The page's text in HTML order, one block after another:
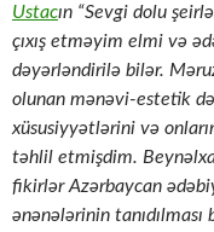
Ustacın “Sevgi dolu
çıxış etməyim elmi və
dəyərləndirilə bilər.
olunan mənəvi-estetik
xüsusiyyətlərini və
təhlil etmişdim.
fikirlər Azərbaycan
ənənələrinin